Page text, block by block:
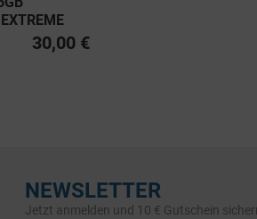
CLASS 10
30,00 €
NEWSLETTER
Jetzt anmelden und 10 € Gutschein